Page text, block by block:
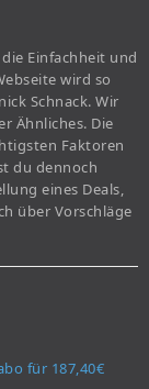
Einfachheit und
wird so
Schnack. Wir
Ähnliches. Die
Faktoren
du dennoch
eines Deals,
über Vorschläge
für 187,40€